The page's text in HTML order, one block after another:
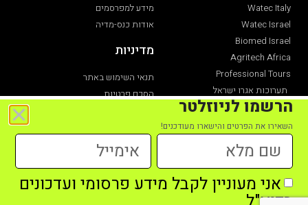
Watec Italy
Watec Israel
Biomed Israel
Agritech Africa
Professional Tours
תערוכות אגרו ישראל
תערוכת חקלאות
מידע למפרסמים
אודות כנס-מדיה
מדיניות
תנאי השימוש באתר
הסכם פרטיות
כל הזכויות שמורות לכנס מדיה מקבוצת כנס תערוכות -2021
הרשמו לניוזלטר
השאירו את הפרטים והישארו מעודכנים!
אני מעוניין לקבל מידע פרסומי ועדכונים